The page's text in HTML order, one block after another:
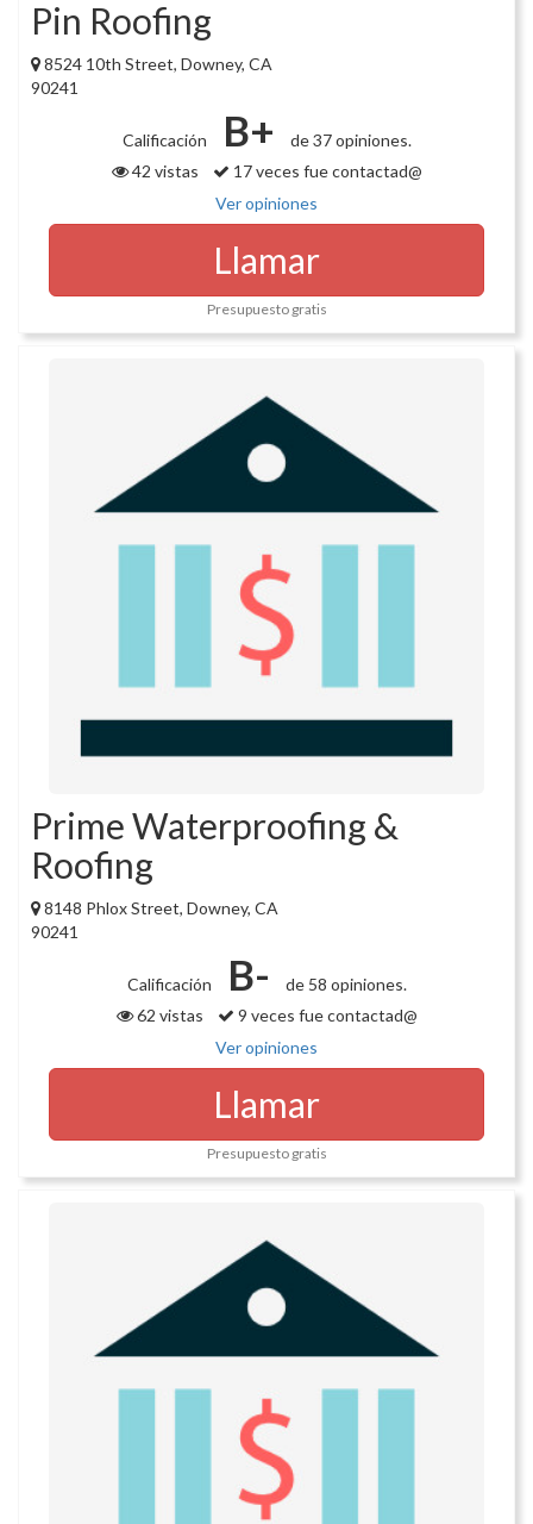
Pin Roofing
8524 10th Street, Downey, CA
90241
Calificación B+
de 37 opiniones.
42 vistas
17 veces fue contactad@
Ver opiniones
Llamar
Presupuesto gratis
Prime Waterproofing &
Roofing
8148 Phlox Street, Downey, CA
90241
Calificación B-
de 58 opiniones.
62 vistas
9 veces fue contactad@
Ver opiniones
Llamar
Presupuesto gratis